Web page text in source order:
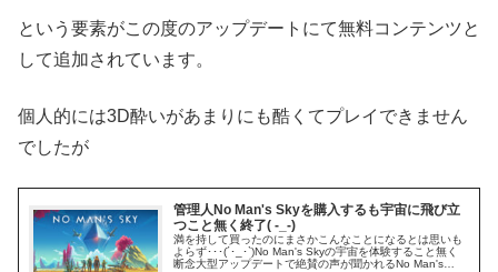
という要素がこの度のアップデートにて無料コンテンツと
して追加されています。
個人的には3D酔いがあまりにも酷くてプレイできません
でしたが
管理人No Man's Skyを購入するも宇宙に飛び立
つこと無く終了( -_-)
満を持して買ったのにまさかこんなことになるとは思いも
よらず･･･(´･_･`)No Man's Skyの宇宙を体験すること無く
断念大型アップデートで絶賛の声が聞かれるNo Man's